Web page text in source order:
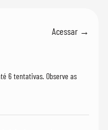
Acessar →
6 tentativas. Observe as